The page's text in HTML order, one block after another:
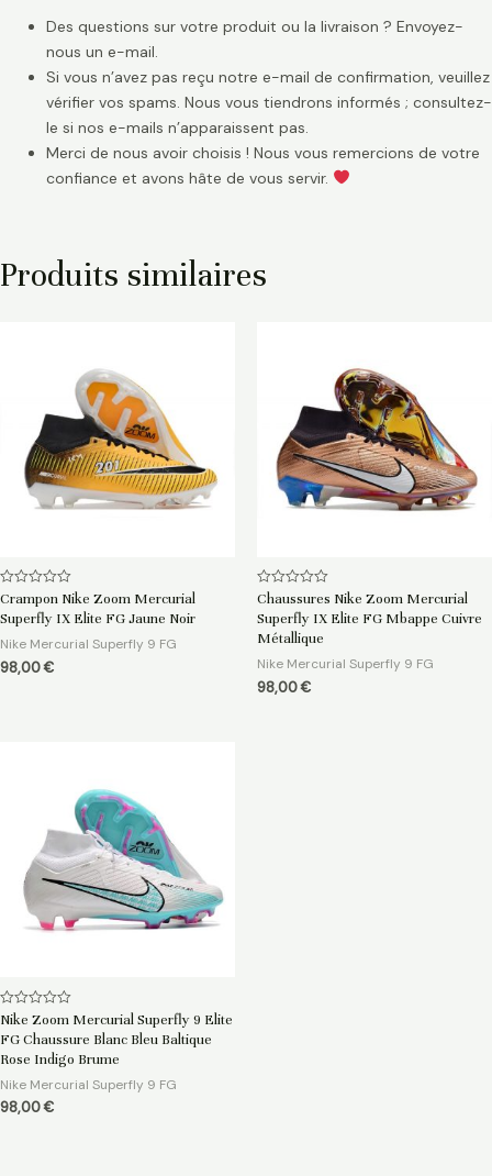
Des questions sur votre produit ou la livraison ? Envoyez-
nous un e-mail.
Si vous n’avez pas reçu notre e-mail de confirmation, veuillez
vérifier vos spams. Nous vous tiendrons informés ; consultez-
le si nos e-mails n’apparaissent pas.
Merci de nous avoir choisis ! Nous vous remercions de votre
confiance et avons hâte de vous servir.
Produits similaires
Note
sur
Crampon Nike Zoom Mercurial
Superfly IX Elite FG Jaune Noir
Nike Mercurial Superfly 9 FG
98,00€
Note
sur
5
Chaussures Nike Zoom Mercurial
Superfly IX Elite FG Mbappe Cuivre
Métallique
Nike Mercurial Superfly 9 FG
98,00€
Note
sur
5
Nike Zoom Mercurial Superfly 9 Elite
FG Chaussure Blanc Bleu Baltique
Rose Indigo Brume
Nike Mercurial Superfly 9 FG
98,00€